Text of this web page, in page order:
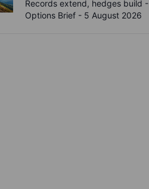
Records extend, hedges build -
Options Brief - 5 August 2026